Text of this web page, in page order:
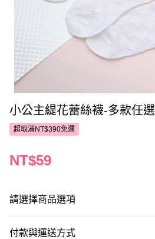
小公主緹花蕾絲襪-多款任選
超取滿NT$390免運
NT$59
請選擇商品選項
付款與運送方式